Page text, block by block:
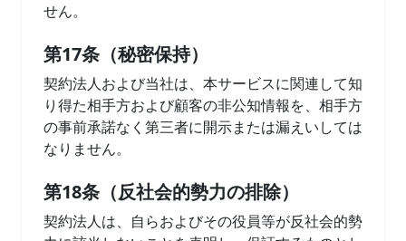
せん。
第17条（秘密保持）
契約法人および当社は、本サービスに関連して知
り得た相手方および顧客の非公知情報を、相手方
の事前承諾なく第三者に開示または漏えいしては
なりません。
第18条（反社会的勢力の排除）
契約法人は、自らおよびその役員等が反社会的勢